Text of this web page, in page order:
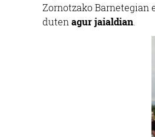
Zornotzako Barnetegian
duten agur jaialdian